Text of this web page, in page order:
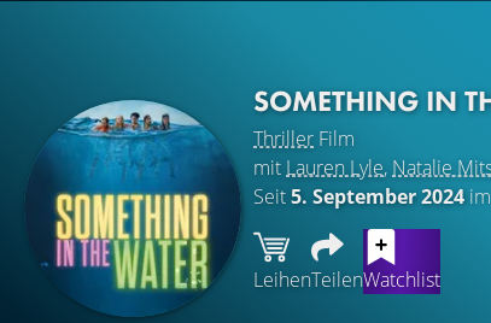
SOMETHING IN
Thriller Film
mit Lauren Lyle, Natalie
Seit5. September 2024im
LeihenTeilenWatchlist